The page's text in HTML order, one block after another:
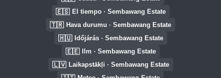
🇪🇸 El tiempo · Sembawang Estate
🇹🇷 Hava durumu · Sembawang Estate
🇭🇺 Időjárás · Sembawang Estate
🇪🇪 Ilm · Sembawang Estate
🇱🇻 Laikapstākļi · Sembawang Estate